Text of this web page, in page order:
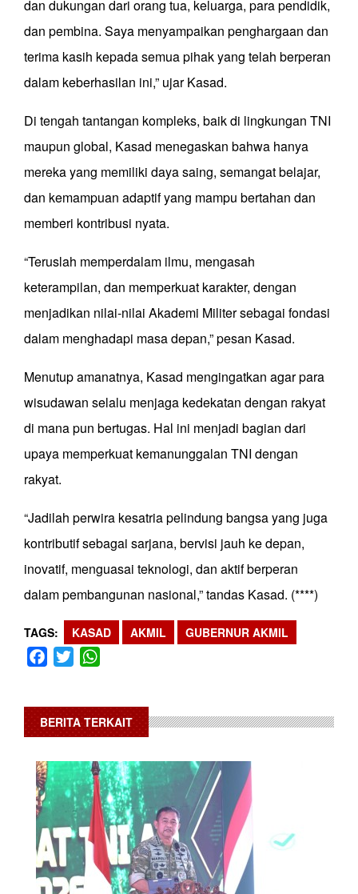
dan dukungan dari orang tua, keluarga, para pendidik,
dan pembina. Saya menyampaikan penghargaan dan
terima kasih kepada semua pihak yang telah berperan
dalam keberhasilan ini,” ujar Kasad.
Di tengah tantangan kompleks, baik di lingkungan TNI
maupun global, Kasad menegaskan bahwa hanya
mereka yang memiliki daya saing, semangat belajar,
dan kemampuan adaptif yang mampu bertahan dan
memberi kontribusi nyata.
“Teruslah memperdalam ilmu, mengasah
keterampilan, dan memperkuat karakter, dengan
menjadikan nilai-nilai Akademi Militer sebagai fondasi
dalam menghadapi masa depan,” pesan Kasad.
Menutup amanatnya, Kasad mengingatkan agar para
wisudawan selalu menjaga kedekatan dengan rakyat
di mana pun bertugas. Hal ini menjadi bagian dari
upaya memperkuat kemanunggalan TNI dengan
rakyat.
“Jadilah perwira kesatria pelindung bangsa yang juga
kontributif sebagai sarjana, bervisi jauh ke depan,
inovatif, menguasai teknologi, dan aktif berperan
dalam pembangunan nasional,” tandas Kasad. (****)
TAGS KASAD AKMIL GUBERNUR AKMIL
Facebook
Twitter
BERITA TERKAIT